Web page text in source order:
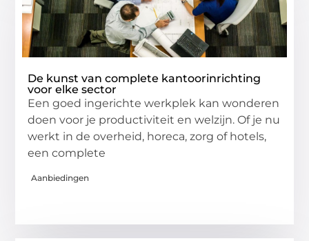
De kunst van complete kantoorinrichting
voor elke sector
Een goed ingerichte werkplek kan wonderen
doen voor je productiviteit en welzijn. Of je nu
werkt in de overheid, horeca, zorg of hotels,
een complete
Aanbiedingen